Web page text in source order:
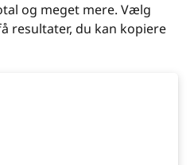
og meget mere. Vælg
resultater, du kan kopiere